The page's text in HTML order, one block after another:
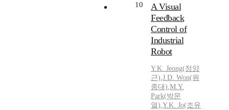
10
A Visual
Feedback
Control of
Industrial
Robot
Y.K. Jeong(정양
근),J.D. Won(원
종대),M.Y.
Park(박문
열),Y.K. Jo(조유